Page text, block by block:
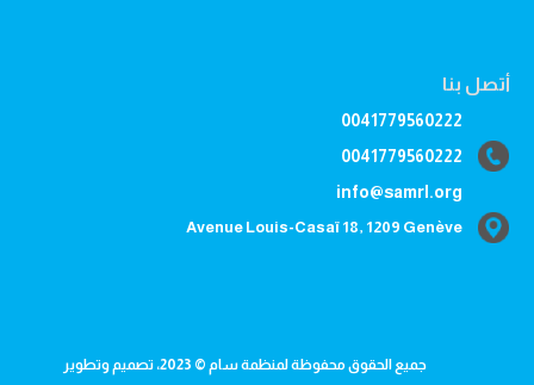
أتصل بنا
0041779560222
0041779560222
info@samrl.org
Avenue Louis-Casaï 18, 1209 Genève
جميع الحقوق محفوظة لمنظمة سام © 2023، تصميم وتطوير